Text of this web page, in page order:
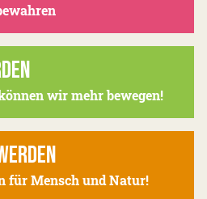
wir mehr bewegen!
für Mensch und Natur!